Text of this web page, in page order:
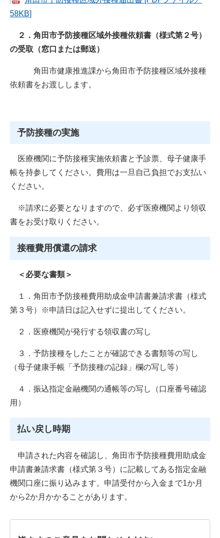
58KB]
２．角田市予防接種区域外接種依頼書（様式第２号）
の受取（窓口または郵送）
角田市健康推進課から角田市予防接種区域外接種
依頼書をお渡しします。
予防接種の実施
医療機関に予防接種実施依頼書と予診票、母子健康手
帳を持参してください。費用は一旦自己負担でお支払い
ください。
※請求に必要となりますので、必ず医療機関より領収
書をお受け取りください。
接種費用償還の請求
＜必要な書類＞
１．角田市予防接種費用助成金申請書兼請求書（様式
第３号）※申請日は記入せずに提出してください。
２．医療機関が発行する領収書の写し
３．予防接種をしたことが確認できる書類等の写し
（母子健康手帳「予防接種の記録」欄の写し等）
４．振込指定金融機関の通帳等の写し（口座番号確認
用）
払い戻し時期
申請された内容を確認し、角田市予防接種費用助成金
申請書兼請求書（様式第３号）に記載してある指定金融
機関口座に振り込みます。申請受付から入金まで1か月
から2か月かかることがあります。